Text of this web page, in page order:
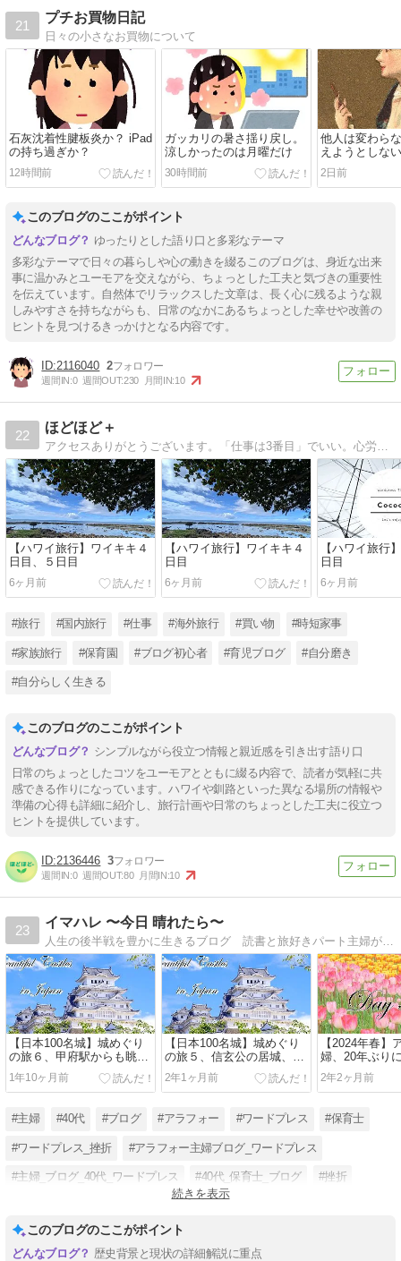
21
プチお買物日記
日々の小さなお買物について
石灰沈着性腱板炎か？ iPad
の持ち過ぎか？
12時間前
ガッカリの暑さ揺り戻し。
涼しかったのは月曜だけ
30時間前
他人は変わら
えようとしな
来ることをす
2日前
このブログのここがポイント
ゆったりとした語り口と多彩なテーマ
多彩なテーマで日々の暮らしや心の動きを綴るこのブログは、身近な出来
事に温かみとユーモアを交えながら、ちょっとした工夫と気づきの重要性
を伝えています。自然体でリラックスした文章は、長く心に残るような親
しみやすさを持ちながらも、日常のなかにあるちょっとした幸せや改善の
ヒントを見つけるきっかけとなる内容です。
2116040 2
週間IN:0 週間OUT:230 月間IN:10
22
ほどほど＋
【ハワイ旅行】ワイキキ４
日目、５日目
6ヶ月前
【ハワイ旅行】ワイキキ４
日目
6ヶ月前
【ハワイ旅行
日目
6ヶ月前
#旅行 #国内旅行 #仕事 #海外旅行 #買い物 #時短家事
#家族旅行 #保育園 #ブログ初心者 #育児ブログ #自分磨き
#自分らしく生きる
このブログのここがポイント
シンプルながら役立つ情報と親近感を引き出す語り口
日常のちょっとしたコツをユーモアとともに綴る内容で、読者が気軽に共
感できる作りになっています。ハワイや釧路といった異なる場所の情報や
準備の心得も詳細に紹介し、旅行計画や日常のちょっとした工夫に役立つ
ヒントを提供しています。
2136446 3
週間IN:0 週間OUT:80 月間IN:10
23
イマハレ 〜今日 晴れたら〜
人生の後半戦を豊かに生きるブログ 読書と旅好きパート主婦が実践する、40代からのワークライフバランス。
【日本100名城】城めぐり
の旅６、甲府駅からも眺め
られる！甲府城
1年10ヶ月前
【日本100名城】城めぐり
の旅５、信玄公の居城、武
田氏館
2年1ヶ月前
【2024年春】
婦、20年ぶり
っぷを使って
2年2ヶ月前
#主婦 #40代 #ブログ #アラフォー #ワードプレス #保育士
#ワードプレス_挫折 #アラフォー主婦ブログ_ワードプレス
#主婦_ブログ_40代_ワードプレス #40代_保育士_ブログ #挫折
続きを表示
このブログのここがポイント
歴史背景と現状の詳細解説に重点